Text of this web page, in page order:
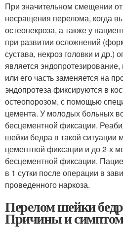
При значительном смещении
несращения перелома, когда
остеонекроза, а также у
при развитии осложнений
сустава, некроз головки и др.)
является эндопротезирование,
или его часть заменяется на
эндопротеза фиксируются в
остеопорозом, с помощью
цемента. У молодых больных
бесцементной фиксации.
шейки бедра в такой ситуации
цементной фиксации и до 2-х
бесцементной фиксации.
в 1 сутки после операции в
проведенного наркоза.
Перелом шейки
Причины и